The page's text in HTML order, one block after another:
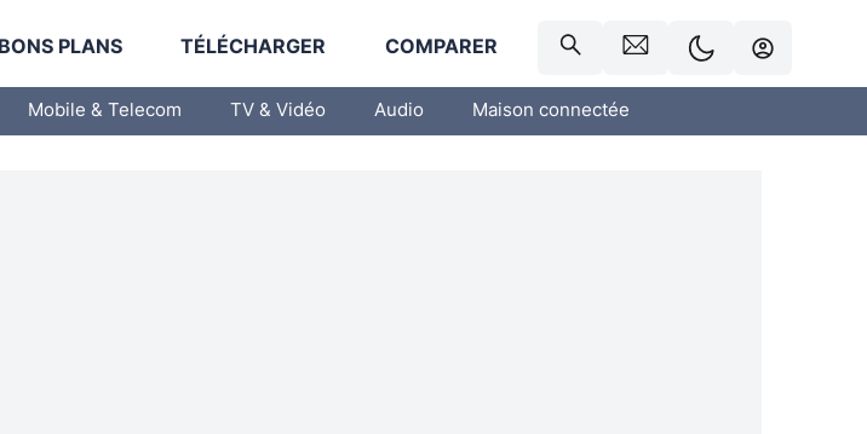
BONS PLANS TÉLÉCHARGER COMPARER
Mobile & Telecom TV & Vidéo Audio Maison connectée